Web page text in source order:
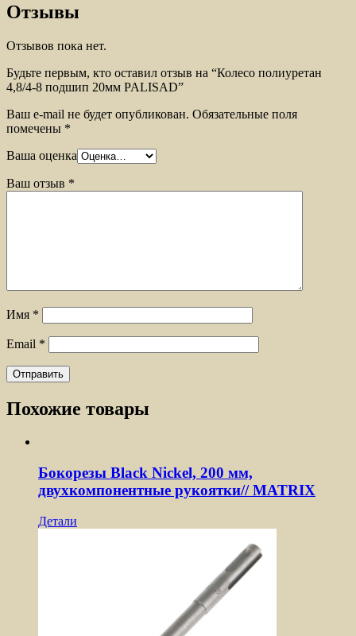
Отзывы
Отзывов пока нет.
Будьте первым, кто оставил отзыв на “Колесо полиуретан
4,8/4-8 подшип 20мм PALISAD”
Ваш e-mail не будет опубликован. Обязательные поля
помечены *
Ваша оценка
Ваш отзыв *
Имя *
Email *
Похожие товары
Бокорезы Black Nickel, 200 мм,
двухкомпонентные рукоятки// MATRIX
Детали